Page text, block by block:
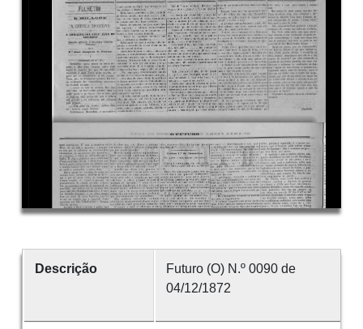
Descrição
Futuro (O) N.º 0090 de
04/12/1872